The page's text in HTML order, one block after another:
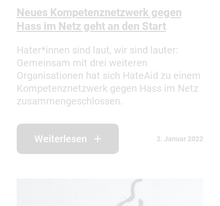
Neues Kompetenznetzwerk gegen
Hass im Netz geht an den Start
Hater*innen sind laut, wir sind lauter:
Gemeinsam mit drei weiteren
Organisationen hat sich HateAid zu einem
Kompetenznetzwerk gegen Hass im Netz
zusammengeschlossen.
Weiterlesen 2. Januar 2022